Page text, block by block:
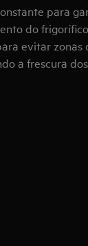
para
do
evitar zonas
a frescura dos